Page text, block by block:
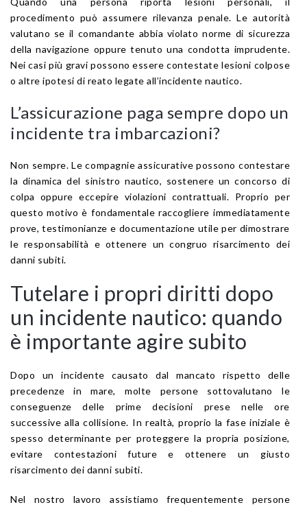
procedimento può assumere rilevanza penale. Le autorità
valutano se il comandante abbia violato norme di sicurezza
della navigazione oppure tenuto una condotta imprudente.
Nei casi più gravi possono essere contestate lesioni colpose
o altre ipotesi di reato legate all’incidente nautico.
L’assicurazione paga sempre dopo un
incidente tra imbarcazioni?
Non sempre. Le compagnie assicurative possono contestare
la dinamica del sinistro nautico, sostenere un concorso di
colpa oppure eccepire violazioni contrattuali. Proprio per
questo motivo è fondamentale raccogliere immediatamente
prove, testimonianze e documentazione utile per dimostrare
le responsabilità e ottenere un congruo risarcimento dei
danni subiti.
Tutelare i propri diritti dopo
un incidente nautico: quando
è importante agire subito
Dopo un incidente causato dal mancato rispetto delle
precedenze in mare, molte persone sottovalutano le
conseguenze delle prime decisioni prese nelle ore
successive alla collisione. In realtà, proprio la fase iniziale è
spesso determinante per proteggere la propria posizione,
evitare contestazioni future e ottenere un giusto
risarcimento dei danni subiti.
Nel nostro lavoro assistiamo frequentemente persone